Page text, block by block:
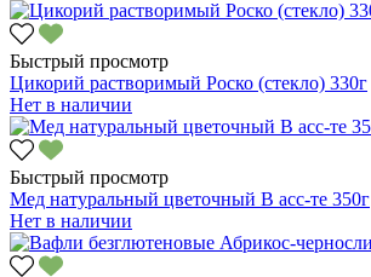
Быстрый просмотр
Цикорий растворимый Роско (стекло) 330г
Нет в наличии
Быстрый просмотр
Мед натуральный цветочный В асс-те 350г
Нет в наличии